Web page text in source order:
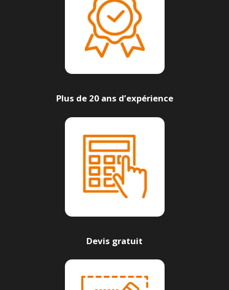
Plus de 20 ans d’expérience
Devis gratuit